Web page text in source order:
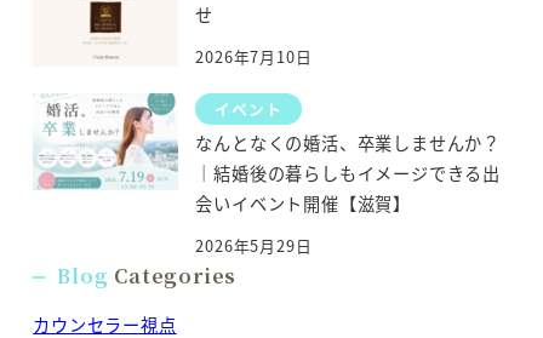
せ
2026年7月10日
イベント
なんとなくの婚活、卒業しませんか？
｜結婚後の暮らしもイメージできる出
会いイベント開催【滋賀】
2026年5月29日
Blog Categories
カウンセラー視点